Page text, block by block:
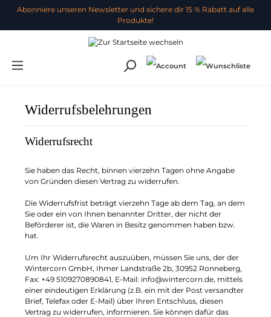
Abonniere unseren Newsletter und sichere dir 15 % Rabatt auf alle
Produkte!
Widerrufsbelehrungen
Widerrufsrecht
Sie haben das Recht, binnen vierzehn Tagen ohne Angabe
von Gründen diesen Vertrag zu widerrufen.
Die Widerrufsfrist beträgt vierzehn Tage ab dem Tag, an dem
Sie oder ein von Ihnen benannter Dritter, der nicht der
Beförderer ist, die Waren in Besitz genommen haben bzw.
hat.
Um Ihr Widerrufsrecht auszuüben, müssen Sie uns, der der
Wintercorn GmbH, Ihmer Landstraße 2b, 30952 Ronneberg,
Fax: +49 5109270890841, E-Mail: info@wintercorn.de, mittels
einer eindeutigen Erklärung (z.B. ein mit der Post versandter
Brief, Telefax oder E-Mail) über Ihren Entschluss, diesen
Vertrag zu widerrufen, informieren. Sie können dafür das